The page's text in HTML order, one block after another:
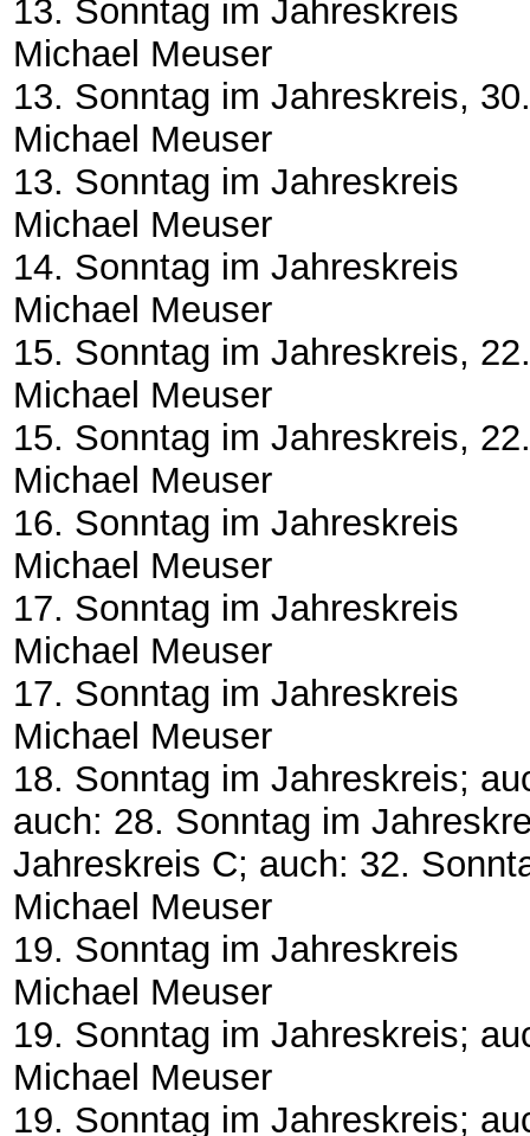
13. Sonntag im Jahreskreis
Michael Meuser
13. Sonntag im Jahreskreis,
Michael Meuser
13. Sonntag im Jahreskreis
Michael Meuser
14. Sonntag im Jahreskreis
Michael Meuser
15. Sonntag im Jahreskreis,
Michael Meuser
15. Sonntag im Jahreskreis,
Michael Meuser
16. Sonntag im Jahreskreis
Michael Meuser
17. Sonntag im Jahreskreis
Michael Meuser
17. Sonntag im Jahreskreis
Michael Meuser
18. Sonntag im Jahreskreis;
auch: 28. Sonntag im
Jahreskreis C; auch: 32.
Michael Meuser
19. Sonntag im Jahreskreis
Michael Meuser
19. Sonntag im Jahreskreis;
Michael Meuser
19. Sonntag im Jahreskreis;